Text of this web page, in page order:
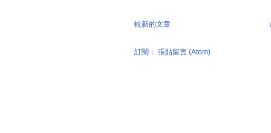
較新的文章
訂閱： 張貼留言 (Atom)